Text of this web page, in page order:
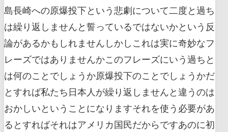
島長崎への原爆投下という悲劇について二度と過ち
は繰り返しませんと誓っているではないかという反
論があるかもしれませんしかしこれは実に奇妙なフ
レーズではありませんかこのフレーズにいう過ちと
は何のことでしょうか原爆投下のことでしょうかだ
とすれば私たち日本人が繰り返しませんと違うのは
おかしいということになりますそれを使う必要があ
るとすればそれはアメリカ国民だからですあのに初